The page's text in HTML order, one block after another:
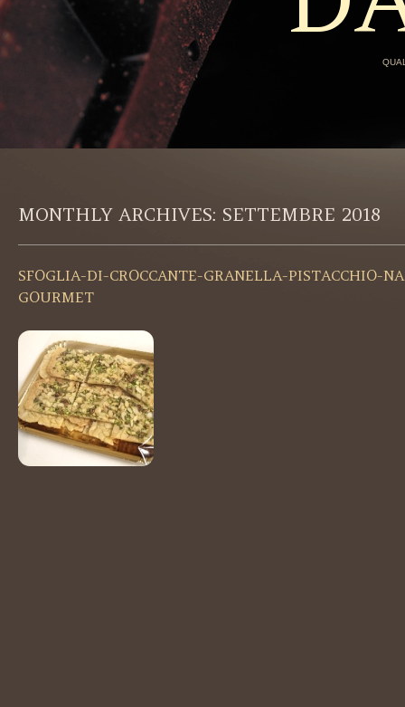
MONTHLY ARCHIVES: SETTEMBRE 2018
SFOGLIA-DI-CROCCANTE-GRANELLA-PISTACCHIO-
GOURMET